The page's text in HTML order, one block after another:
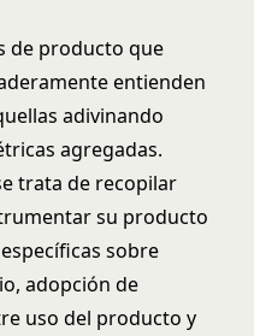
de producto que
entienden
adivinando
agregadas.
trata de recopilar
su producto
sobre
adopción de
uso del producto y